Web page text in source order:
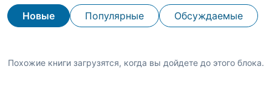
Новые Популярные Обсуждаемые
Похожие книги загрузятся, когда вы дойдете до этого блока.